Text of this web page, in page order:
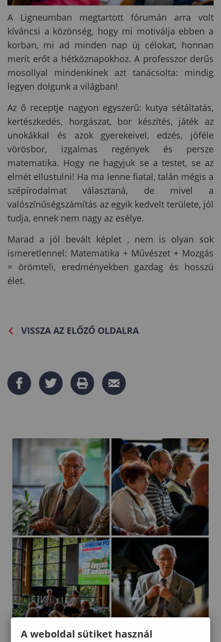
A Ligneumban megtartott fórumán arra volt
kíváncsi a közönség, hogy mi motiválja ebben a
korban, mi ad minden nap új célokat, honnan
merít erőt a hétköznapokhoz. A professzor derűs
mosollyal mindenkinek azt tanácsolta: mindig
legyen dolgunk a világban!
Az ő receptje nagyon egyszerű: kutya sétáltatás,
kertészkedés, horgászat, bor készítés, játék az
unokákkal és azok gyerekeivel, edzés, jóféle
vörösbor, izgalmas regények és persze
matematika. Hogy ne hagyjuk se a testet, se az
elmét ellustulni! Ha ma lenne fiatal, talán mégis a
szépírodalmat választaná, de mivel a
valószínűségszámítás az egyik kedvelt területe, jól
tudja, ennek nem nagy az esélye.
Marad a jól bevált képlet , nem is olyan sok
ismeretlennel: Matematika + Művészet + Mozgás
= örömteli, eredményekben gazdag és hosszú
élet.
VISSZA AZ ELŐZŐ OLDALRA
A weboldal sütiket használ